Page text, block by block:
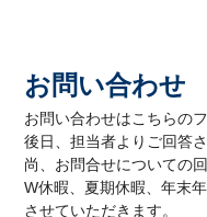
お問い合わせ
お問い合わせはこちらの
後日、担当者よりご回答
尚、お問合せについての
W休暇、夏期休暇、年末
させていただきます。